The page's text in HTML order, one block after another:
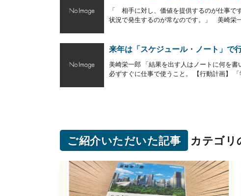
「 相手に対し、価値を提供するのが仕事で
状況で発生するのが常なのです。」 美崎
来年は「スケジュール・ノート」
美崎栄一郎 「結果を出す人はノートに何を
必ずすぐに仕事で使うこと。 【行動計画】
ご紹介いただいた記事 カテゴリ